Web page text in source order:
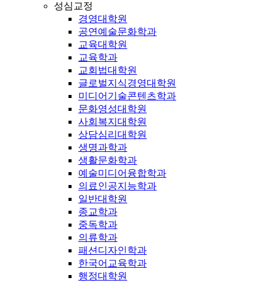
성심교정
경영대학원
공연예술문화학과
교육대학원
교육학과
교회법대학원
글로벌지식경영대학원
미디어기술콘텐츠학과
문화영성대학원
사회복지대학원
상담심리대학원
생명과학과
생활문화학과
예술미디어융합학과
의료인공지능학과
일반대학원
종교학과
중독학과
의류학과
패션디자인학과
한국어교육학과
행정대학원